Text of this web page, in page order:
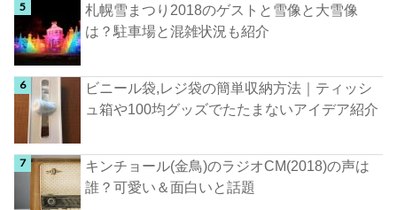
札幌雪まつり2018のゲストと雪像と大雪像
は？駐車場と混雑状況も紹介
ビニール袋,レジ袋の簡単収納方法｜ティッシ
ュ箱や100均グッズでたたまないアイデア紹介
キンチョール(金鳥)のラジオCM(2018)の声は
誰？可愛い＆面白いと話題